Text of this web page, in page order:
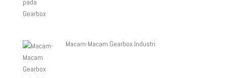
Macam-Macam Gearbox Industri